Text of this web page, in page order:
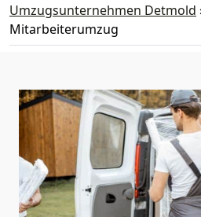
Umzugsunternehmen Detmold
Mitarbeiterumzug